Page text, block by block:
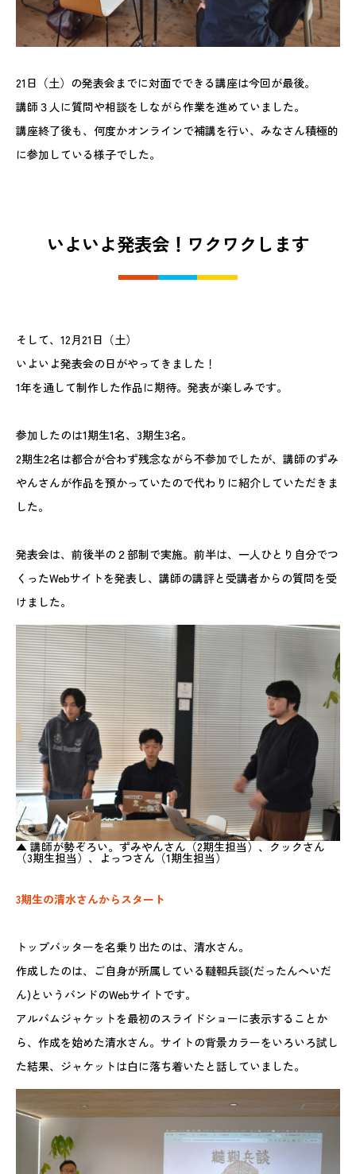
21日（土）の発表会までに対面でできる講座は今回が最後。
講師３人に質問や相談をしながら作業を進めていました。
講座終了後も、何度かオンラインで補講を行い、みなさん積極的
に参加している様子でした。
いよいよ発表会！ワクワクします
そして、12月21日（土）
いよいよ発表会の日がやってきました！
1年を通して制作した作品に期待。発表が楽しみです。
参加したのは1期生1名、3期生3名。
2期生2名は都合が合わず残念ながら不参加でしたが、講師のずみ
やんさんが作品を預かっていたので代わりに紹介していただきま
した。
発表会は、前後半の２部制で実施。前半は、一人ひとり自分でつ
くったWebサイトを発表し、講師の講評と受講者からの質問を受
けました。
▲ 講師が勢ぞろい。ずみやんさん（2期生担当）、クックさん
（3期生担当）、よっつさん（1期生担当）
3期生の清水さんからスタート
トップバッターを名乗り出たのは、清水さん。
作成したのは、ご自身が所属している韃靼兵談(だったんへいだ
ん)というバンドのWebサイトです。
アルバムジャケットを最初のスライドショーに表示することか
ら、作成を始めた清水さん。サイトの背景カラーをいろいろ試し
た結果、ジャケットは白に落ち着いたと話していました。